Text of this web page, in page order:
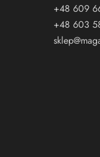
+48 609
+48 603